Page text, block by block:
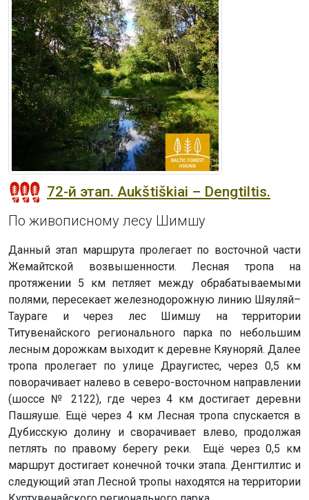
72-й этап. Aukštiškiai – Dengtiltis.
По живописному лесу Шимшу
Данный этап маршрута пролегает по восточной части
Жемайтской возвышенности. Лесная тропа на
протяжении 5 км петляет между обрабатываемыми
полями, пересекает железнодорожную линию Шяуляй–
Таураге и через лес Шимшу на территории
Титувенайского регионального парка по небольшим
лесным дорожкам выходит к деревне Кяуноряй. Далее
тропа пролегает по улице Драугистес, через 0,5 км
поворачивает налево в северо-восточном направлении
(шоссе № 2122), где через 4 км достигает деревни
Пашяуше. Ещё через 4 км Лесная тропа спускается в
Дубисскую долину и сворачивает влево, продолжая
петлять по правому берегу реки. Ещё через 0,5 км
маршрут достигает конечной точки этапа. Денгтилтис и
следующий этап Лесной тропы находятся на территории